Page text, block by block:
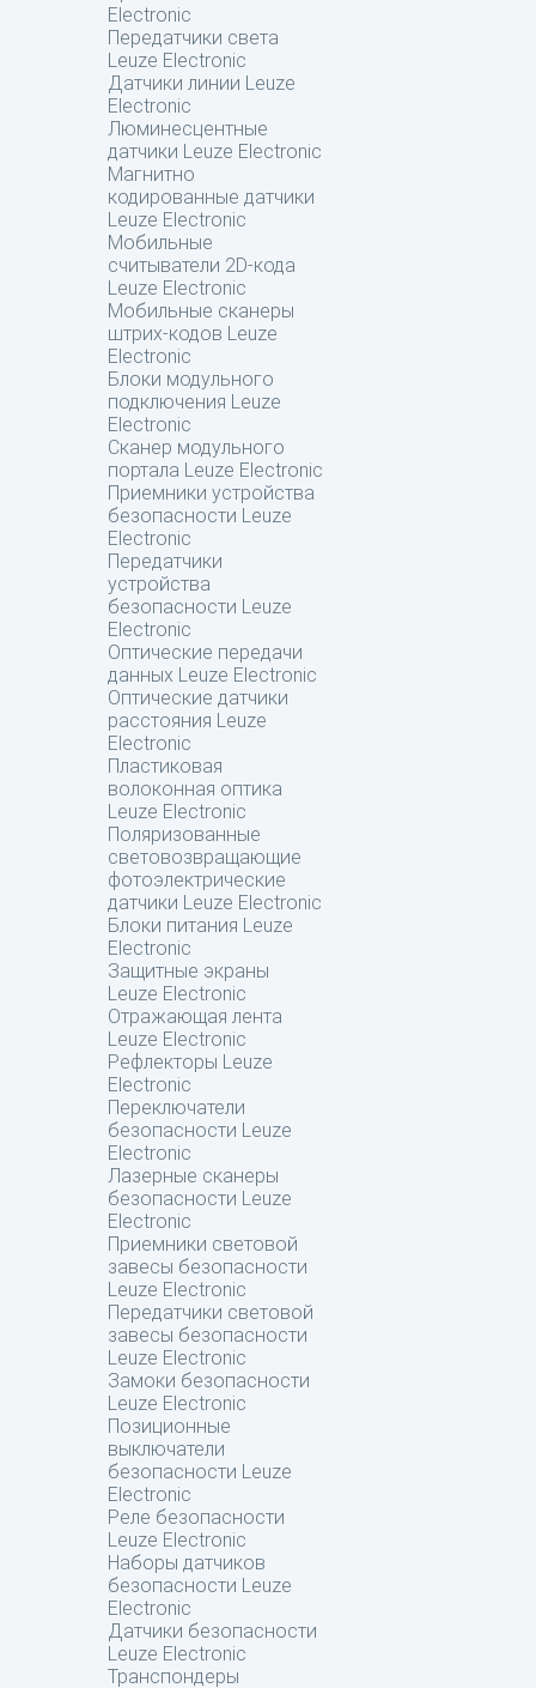
Electronic
Передатчики света
Leuze Electronic
Датчики линии Leuze
Electronic
Люминесцентные
датчики Leuze Electronic
Магнитно
кодированные датчики
Leuze Electronic
Мобильные
считыватели 2D-кода
Leuze Electronic
Мобильные сканеры
штрих-кодов Leuze
Electronic
Блоки модульного
подключения Leuze
Electronic
Сканер модульного
портала Leuze Electronic
Приемники устройства
безопасности Leuze
Electronic
Передатчики
устройства
безопасности Leuze
Electronic
Оптические передачи
данных Leuze Electronic
Оптические датчики
расстояния Leuze
Electronic
Пластиковая
волоконная оптика
Leuze Electronic
Поляризованные
световозвращающие
фотоэлектрические
датчики Leuze Electronic
Блоки питания Leuze
Electronic
Защитные экраны
Leuze Electronic
Отражающая лента
Leuze Electronic
Рефлекторы Leuze
Electronic
Переключатели
безопасности Leuze
Electronic
Лазерные сканеры
безопасности Leuze
Electronic
Приемники световой
завесы безопасности
Leuze Electronic
Передатчики световой
завесы безопасности
Leuze Electronic
Замоки безопасности
Leuze Electronic
Позиционные
выключатели
безопасности Leuze
Electronic
Реле безопасности
Leuze Electronic
Наборы датчиков
безопасности Leuze
Electronic
Датчики безопасности
Leuze Electronic
Транспондеры